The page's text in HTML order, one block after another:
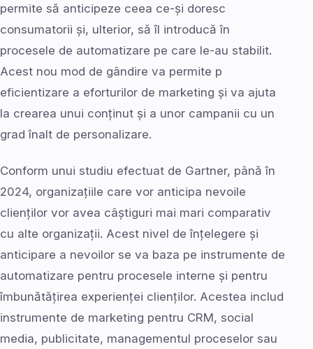
permite să anticipeze ceea ce-și doresc
consumatorii și, ulterior, să îl introducă în
procesele de automatizare pe care le-au stabilit.
Acest nou mod de gândire va permite p
eficientizare a eforturilor de marketing și va ajuta
la crearea unui conținut și a unor campanii cu un
grad înalt de personalizare.
Conform unui studiu efectuat de Gartner, până în
2024, organizațiile care vor anticipa nevoile
clienților vor avea câștiguri mai mari comparativ
cu alte organizații. Acest nivel de înțelegere și
anticipare a nevoilor se va baza pe instrumente de
automatizare pentru procesele interne și pentru
îmbunătățirea experienței clienților. Acestea includ
instrumente de marketing pentru CRM, social
media, publicitate, managementul proceselor sau